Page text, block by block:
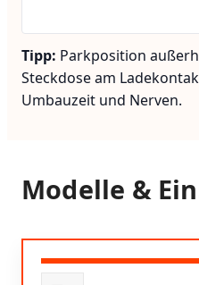
Tipp: Parkposition
Steckdose am
Umbauzeit und Nerven.
Modelle &